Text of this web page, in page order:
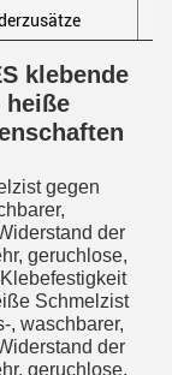
klebende
heiße
gegen
der
geruchlose,
Schmelzist
, waschbarer,
der
geruchlose,